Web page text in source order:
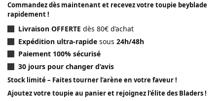
Commandez dès maintenant et recevez votre toupie beyblade
rapidement !
Livraison OFFERTE dès 80€ d’achat
Expédition ultra-rapide sous 24h/48h
Paiement 100% sécurisé
30 jours pour changer d’avis
Stock limité – Faites tourner l’arène en votre faveur !
Ajoutez votre toupie au panier et rejoignez l’élite des Bladers !